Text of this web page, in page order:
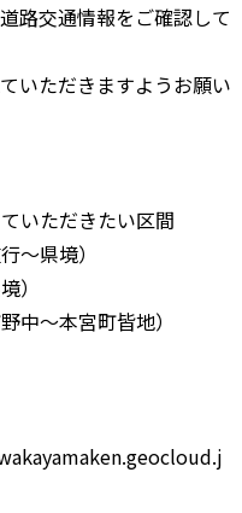
路交通情報をご確認して
いただきますようお願い
いただきたい区間
～県境）
）
中～本宮町皆地）